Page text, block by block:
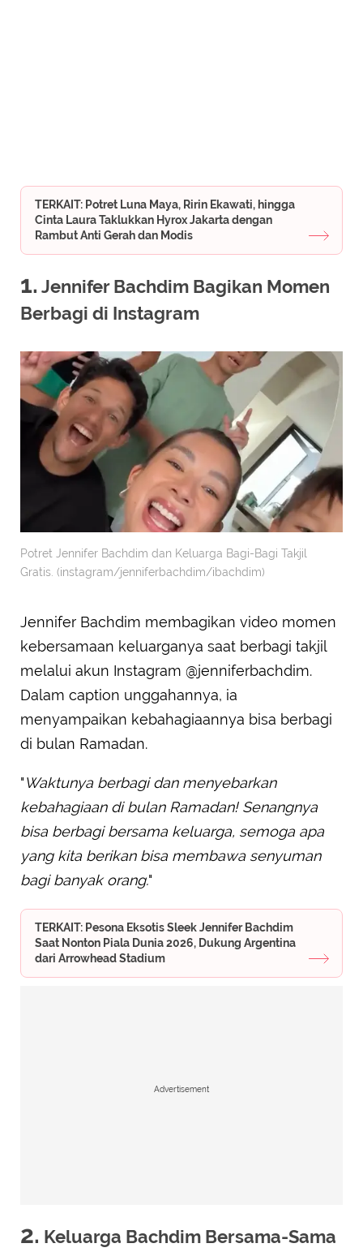
TERKAIT: Potret Luna Maya, Ririn Ekawati, hingga
Cinta Laura Taklukkan Hyrox Jakarta dengan
Rambut Anti Gerah dan Modis
1. Jennifer Bachdim Bagikan Momen
Berbagi di Instagram
Potret Jennifer Bachdim dan Keluarga Bagi-Bagi Takjil
Gratis. (instagram/jenniferbachdim/ibachdim)
Jennifer Bachdim membagikan video momen
kebersamaan keluarganya saat berbagi takjil
melalui akun Instagram @jenniferbachdim.
Dalam caption unggahannya, ia
menyampaikan kebahagiaannya bisa berbagi
di bulan Ramadan.
"Waktunya berbagi dan menyebarkan
kebahagiaan di bulan Ramadan! Senangnya
bisa berbagi bersama keluarga, semoga apa
yang kita berikan bisa membawa senyuman
bagi banyak orang."
TERKAIT: Pesona Eksotis Sleek Jennifer Bachdim
Saat Nonton Piala Dunia 2026, Dukung Argentina
dari Arrowhead Stadium
Advertisement
2. Keluarga Bachdim Bersama-Sama